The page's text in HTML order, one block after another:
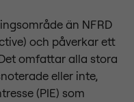
än NFRD
och påverkar ett
omfattar alla stora
eller inte,
(PIE) som